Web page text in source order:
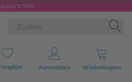
50%
Aanmelden Winkelwagen